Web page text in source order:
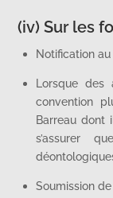
(iv) Sur les
Notification au
Lorsque des
convention
Barreau dont
s’assurer
Soumission